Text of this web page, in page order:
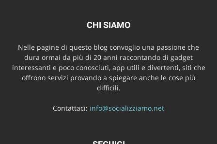
CHI SIAMO
Nelle pagine di questo blog convoglio una passione che
dura ormai da più di 20 anni raccontando di gadget
interessanti e poco conosciuti, app utili e divertenti, siti che
offrono servizi provando a spiegare anche le cose più
difficili.
Contattaci: info@socializziamo.net